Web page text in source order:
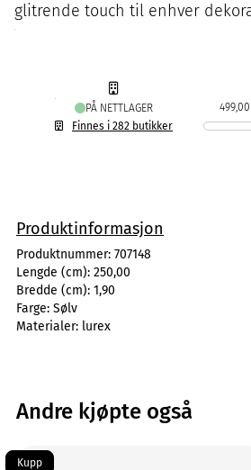
glitrende touch til enhver
PÅ NETTLAGER
Finnes i 282 butikker
Produktinformasjon
Produktnummer: 707148
Lengde (cm): 250,00
Bredde (cm): 1,90
Farge: Sølv
Materialer: lurex
Andre kjøpte også
Kupp